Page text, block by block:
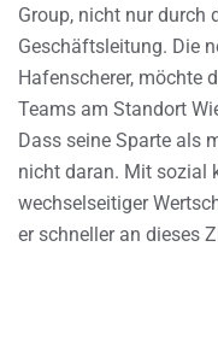
Group, nicht nur durch
Geschäftsleitung. Die
Hafenscherer, möchte
Teams am Standort
Dass seine Sparte als
nicht daran. Mit sozial
wechselseitiger
er schneller an dieses